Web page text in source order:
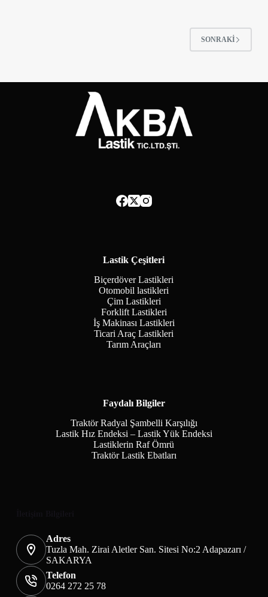
SONRAKI
Lastik Çeşitleri
Biçerdöver Lastikleri
Otomobil lastikleri
Çim Lastikleri
Forklift Lastikleri
İş Makinası Lastikleri
Ticari Araç Lastikleri
Tarım Araçları
Faydalı Bilgiler
Traktör Radyal Şambelli Karşılığı
Lastik Hız Endeksi – Lastik Yük Endeksi
Lastiklerin Raf Ömrü
Traktör Lastik Ebatları
Adres
Tuzla Mah. Zirai Aletler San. Sitesi No:2 Adapazarı /
SAKARYA
Telefon
0264 272 25 78